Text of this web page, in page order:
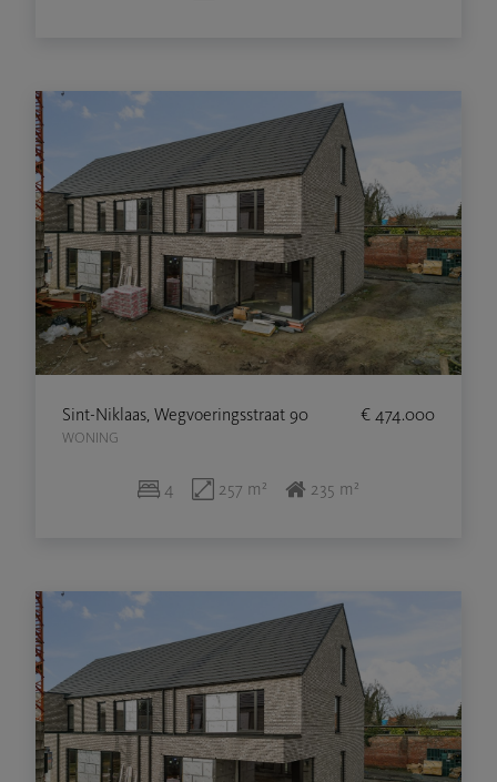
Sint-Niklaas, Wegvoeringsstraat 90
WONING
€ 474.000
4 257 m² 235 m²